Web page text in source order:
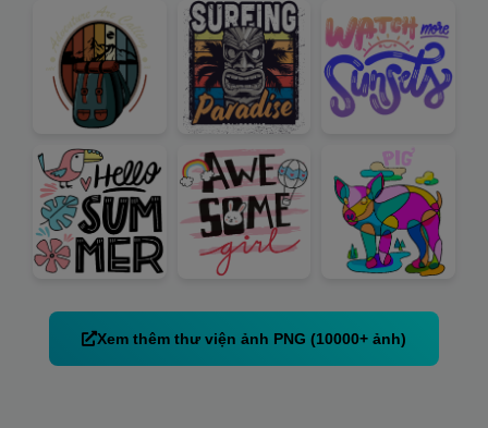
Xem thêm thư viện ảnh PNG (10000+ ảnh)